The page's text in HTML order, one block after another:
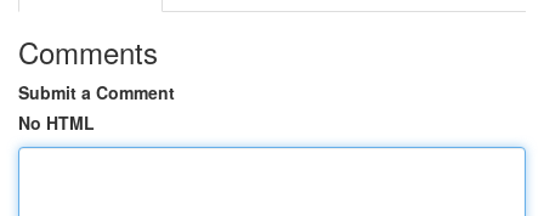
Comments
Submit a Comment
No HTML